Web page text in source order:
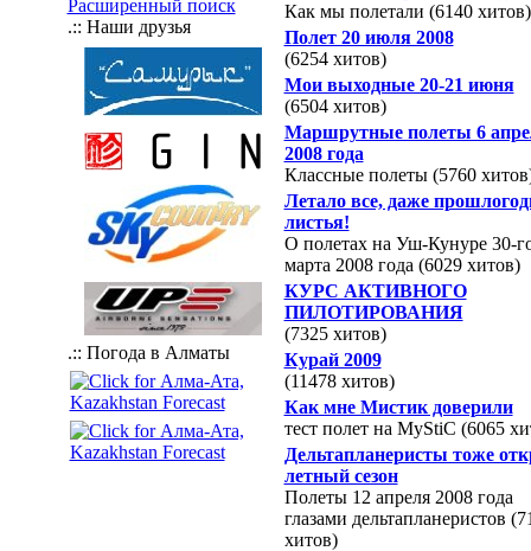
Расширенный поиск
.:: Наши друзья
.:: Погода в Алматы
Как мы полетали (6140 хитов)
Полет 20 июля 2008
(6254 хитов)
Мои выходные 20-21 июня
(6504 хитов)
Маршрутные полеты 6
2008 года
Классные полеты (5760
Летало все, даже
листья!
О полетах на Уш-Кунуре 30-
марта 2008 года (6029 хитов)
КУРС АКТИВНОГО
ПИЛОТИРОВАНИЯ
(7325 хитов)
Курай 2009
(11478 хитов)
Как мне Мистик доверили
тест полет на MyStiC (6065
Дельтапланеристы тоже
летный сезон
Полеты 12 апреля 2008 года
глазами дельтапланеристов
хитов)